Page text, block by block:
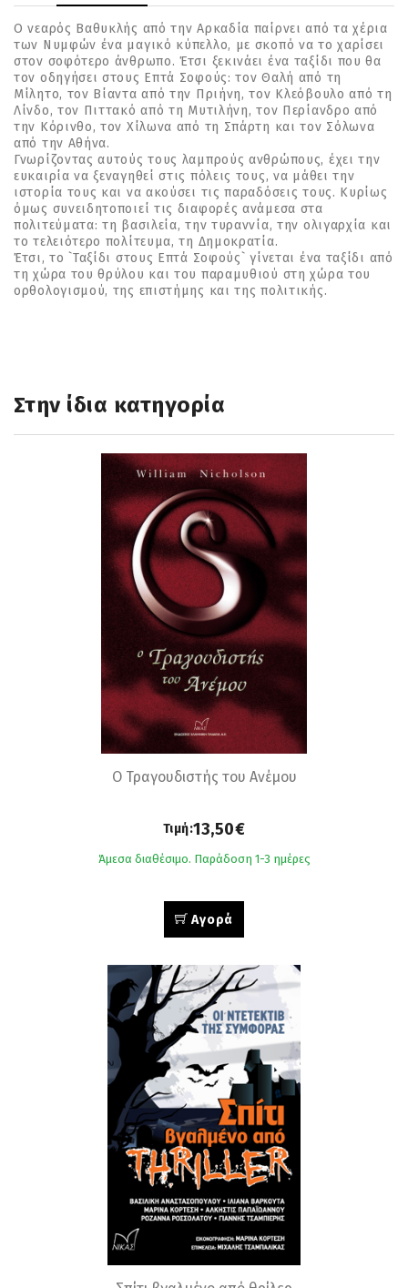
Ο νεαρός Βαθυκλής από την Αρκαδία παίρνει από τα χέρια
των Νυμφών ένα μαγικό κύπελλο, με σκοπό να το χαρίσει
στον σοφότερο άνθρωπο. Έτσι ξεκινάει ένα ταξίδι που θα
τον οδηγήσει στους Επτά Σοφούς: τον Θαλή από τη
Μίλητο, τον Βίαντα από την Πριήνη, τον Κλεόβουλο από τη
Λίνδο, τον Πιττακό από τη Μυτιλήνη, τον Περίανδρο από
την Κόρινθο, τον Χίλωνα από τη Σπάρτη και τον Σόλωνα
από την Αθήνα.
Γνωρίζοντας αυτούς τους λαμπρούς ανθρώπους, έχει την
ευκαιρία να ξεναγηθεί στις πόλεις τους, να μάθει την
ιστορία τους και να ακούσει τις παραδόσεις τους. Κυρίως
όμως συνειδητοποιεί τις διαφορές ανάμεσα στα
πολιτεύματα: τη βασιλεία, την τυραννία, την ολιγαρχία και
το τελειότερο πολίτευμα, τη Δημοκρατία.
Έτσι, το `Ταξίδι στους Επτά Σοφούς` γίνεται ένα ταξίδι από
τη χώρα του θρύλου και του παραμυθιού στη χώρα του
ορθολογισμού, της επιστήμης και της πολιτικής.
Στην ίδια κατηγορία
Ο Τραγουδιστής του Ανέμου
Τιμή:13,50€
Άμεσα διαθέσιμο. Παράδοση 1-3 ημέρες
Αγορά